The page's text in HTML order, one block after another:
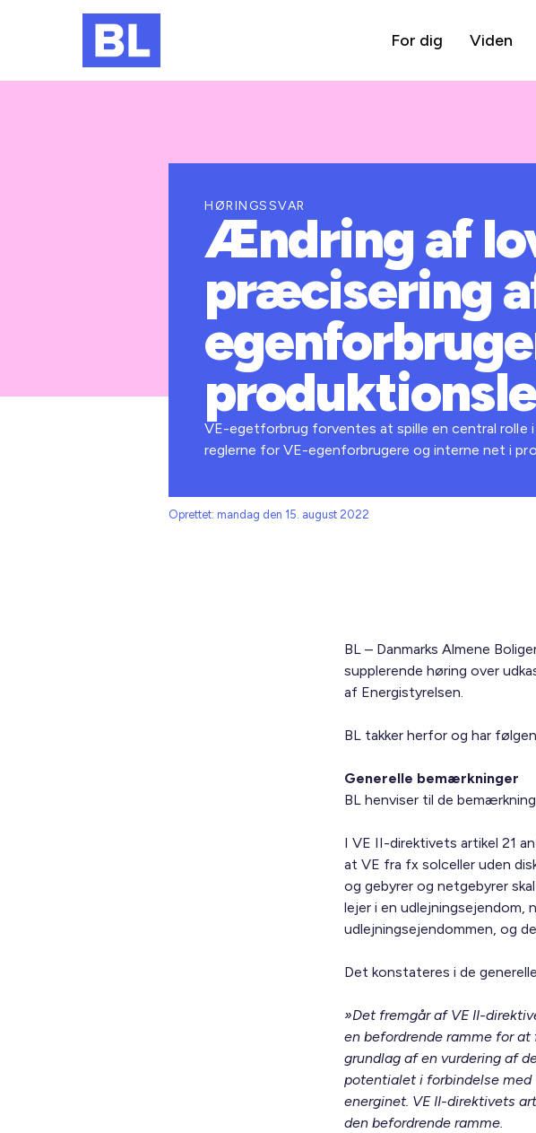
For dig Viden
HØRINGSSVAR
Ændring af
præcisering
VE-egetforbrug forventes at spille en central rolle
reglerne for VE-egenforbrugere og interne net i
Oprettet: mandag den 15. august 2022
BL – Danmarks Almene
supplerende høring over
af Energistyrelsen.
BL takker herfor og har
Generelle bemærkninger
BL henviser til de
I VE II-direktivets artikel 21
at VE fra fx solceller uden
og gebyrer og netgebyrer
lejer i en udlejningsejendom,
udlejningsejendommen, og
Det konstateres i de
»Det fremgår af VE II-
en befordrende ramme for
grundlag af en vurdering af
potentialet i forbindelse med
energinet. VE II-direktivets
den befordrende ramme.